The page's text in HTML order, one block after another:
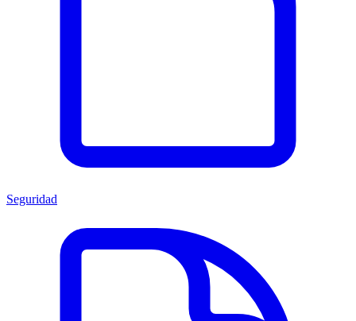
Seguridad